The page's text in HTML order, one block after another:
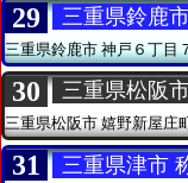
29 三重県鈴鹿
三重県鈴鹿市神戸６丁目
30 三重県松阪
三重県松阪市 嬉野新屋庄
31 三重県津市